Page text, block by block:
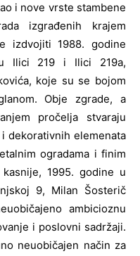
i nove vrste stambene
izgrađenih krajem
izdvojiti 1988. godine
Ilici 219 i Ilici 219a,
koje su se bojom
Obje zgrade, a
pročelja stvaraju
dekorativnih elemenata
ogradama i finim
1995. godine u
9, Milan Šosterič
ambicioznu
i poslovni sadržaji.
neuobičajen način za